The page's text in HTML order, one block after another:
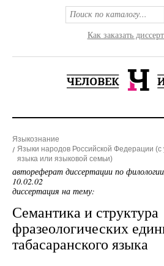
Как заказать
Языкознание
Языки народов Российской Федерации (с
языка или языковой семьи)
автореферат диссертации по
10.02.02
диссертация на тему:
Семантика и структура
фразеологических
табасаранского языка